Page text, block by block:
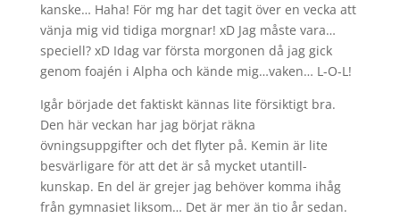
kanske… Haha! För mg har det tagit över en vecka att
vänja mig vid tidiga morgnar! xD Jag måste vara…
speciell? xD Idag var första morgonen då jag gick
genom foajén i Alpha och kände mig…vaken… L-O-L!
Igår började det faktiskt kännas lite försiktigt bra.
Den här veckan har jag börjat räkna
övningsuppgifter och det flyter på. Kemin är lite
besvärligare för att det är så mycket utantill-
kunskap. En del är grejer jag behöver komma ihåg
från gymnasiet liksom… Det är mer än tio år sedan.